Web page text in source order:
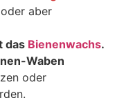
oder aber
das Bienenwachs.
Waben
oder